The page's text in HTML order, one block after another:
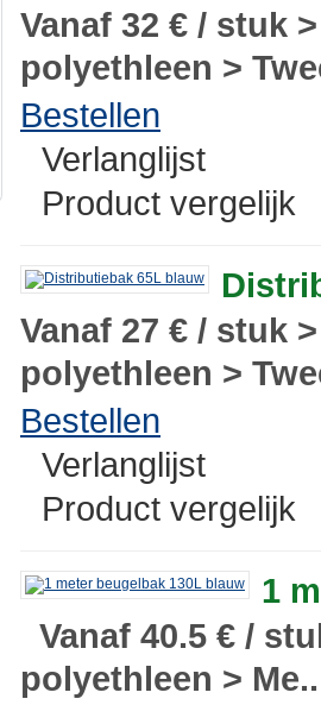
Vanaf 32 € / stuk
polyethleen >
Bestellen
Verlanglijst
Product vergelijk
Vanaf 27 € / stuk
polyethleen >
Bestellen
Verlanglijst
Product vergelijk
1
Vanaf 40.5 € /
polyethleen > Me..